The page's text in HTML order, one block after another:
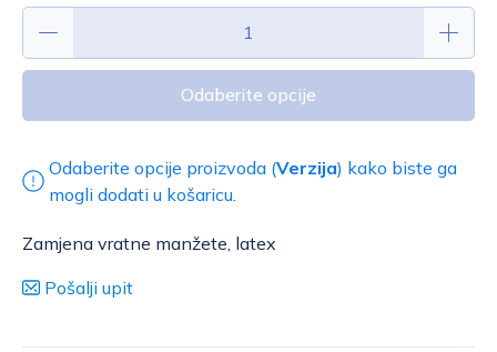
Odaberite opcije
Odaberite opcije proizvoda (Verzija) kako biste ga
mogli dodati u košaricu.
Zamjena vratne manžete, latex
Pošalji upit